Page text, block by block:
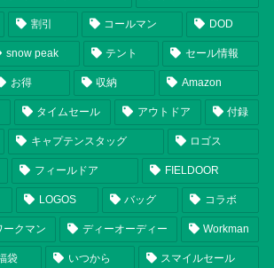
割引 コールマン DOD
snow peak テント セール情報
お得 収納 Amazon
タイムセール アウトドア 付録
キャプテンスタッグ ロゴス
フィールドア FIELDOOR
LOGOS バッグ コラボ
ークマン ディーオーディー Workman
袋 いつから スマイルセール